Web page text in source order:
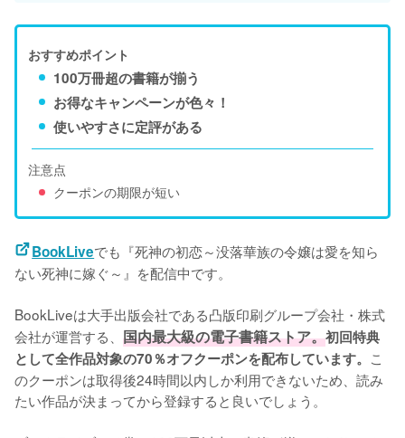
おすすめポイント
100万冊超の書籍が揃う
お得なキャンペーンが色々！
使いやすさに定評がある
注意点
クーポンの期限が短い
BookLiveでも『死神の初恋～没落華族の令嬢は愛を知ら
ない死神に嫁ぐ～』を配信中です。
BookLiveは大手出版会社である凸版印刷グループ会社・株式
会社が運営する、 国内最大級の電子書籍ストア。初回特典
として全作品対象の70％オフクーポンを配布しています。 こ
のクーポンは取得後24時間以内しか利用できないため、読み
たい作品が決まってから登録すると良いでしょう。